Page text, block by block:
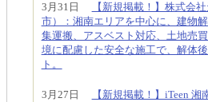
3月31日
【新規掲載！】株式会
市）：湘南エリアを中心に、建物
集運搬、アスベスト対応、土地売
境に配慮した安全な施工で、解体
ト。
3月27日
【新規掲載！】iTeen